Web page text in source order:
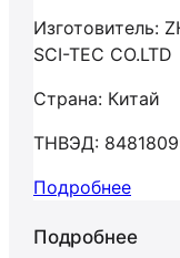
Изготовитель:
SCI-TEC CO.LTD
Страна: Китай
ТНВЭД:
Подробнее
Подробнее